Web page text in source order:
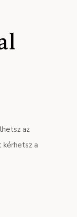
az
kérhetsz a